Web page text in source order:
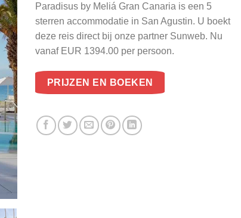
Paradisus by Meliá Gran Canaria is een 5
sterren accommodatie in San Agustin. U boekt
deze reis direct bij onze partner Sunweb. Nu
vanaf EUR 1394.00 per persoon.
PRIJZEN EN BOEKEN